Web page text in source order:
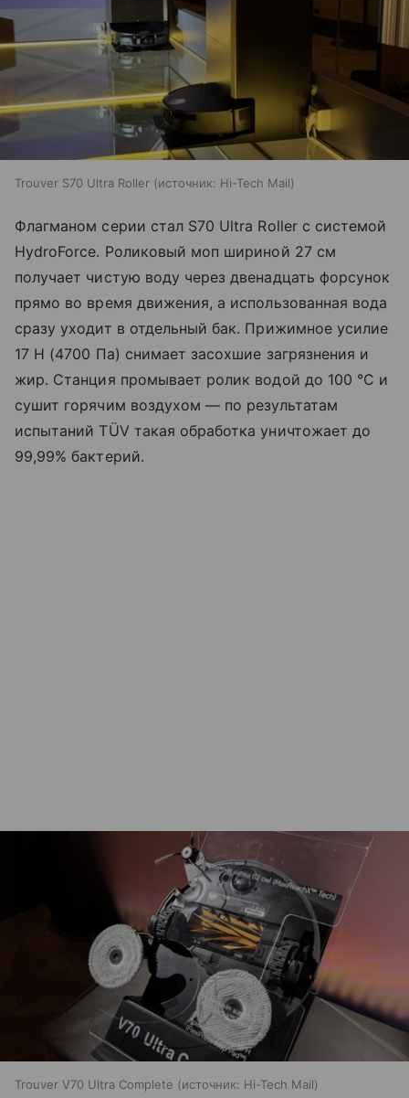
Trouver S70 Ultra Roller источник: Hi-Tech Mail
Флагманом серии стал S70 Ultra Roller с системой
HydroForce. Роликовый моп шириной 27 см
получает чистую воду через двенадцать форсунок
прямо во время движения, а использованная вода
сразу уходит в отдельный бак. Прижимное усилие
17 Н (4700 Па) снимает засохшие загрязнения и
жир. Станция промывает ролик водой до 100 °C и
сушит горячим воздухом — по результатам
испытаний TÜV такая обработка уничтожает до
99,99% бактерий.
Trouver V70 Ultra Complete источник: Hi-Tech Mail